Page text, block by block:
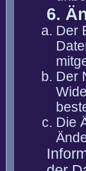
6.
Der
Der
Die